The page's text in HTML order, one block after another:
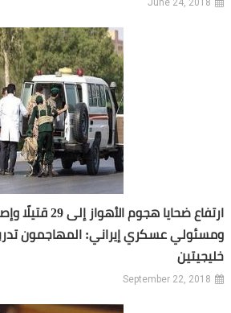
ارتفاع ضحايا هجوم
ومسئولي عسكري إيراني: المهاجمون
خليجيتين
September 22, 2018